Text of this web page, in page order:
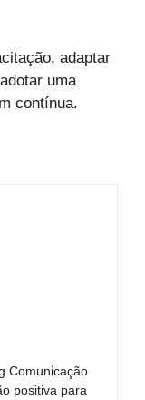
adaptar
uma
contínua.
Comunicação
positiva para